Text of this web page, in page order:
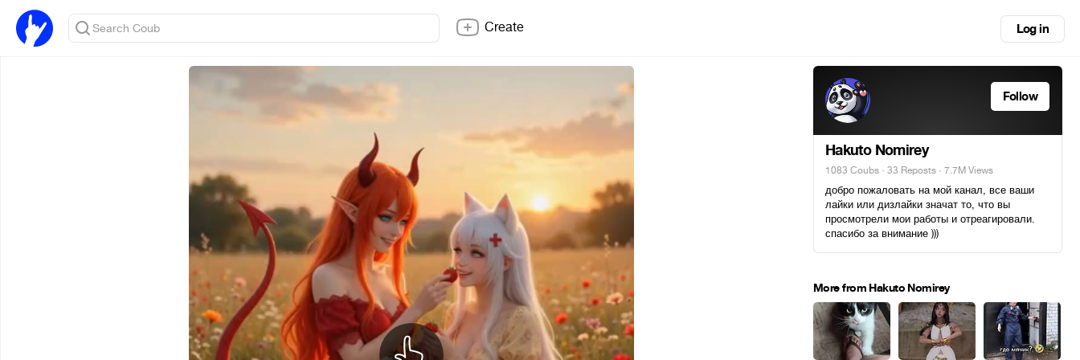
Create Log in
Follow
Hakuto Nomirey
1083 Coubs · 33 Reposts · 7.7M Views
добро пожаловать на мой канал, все ваши
лайки или дизлайки значат то, что вы
просмотрели мои работы и отреагировали.
спасибо за внимание )))
More from Hakuto Nomirey